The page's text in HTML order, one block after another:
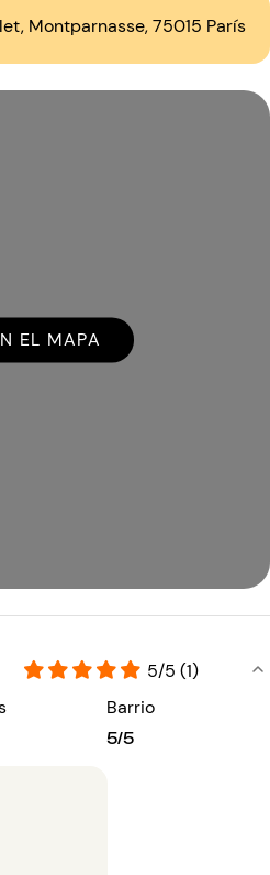
Montparnasse, 75015 París
EL MAPA
5/5 (1)
Barrio
5/5